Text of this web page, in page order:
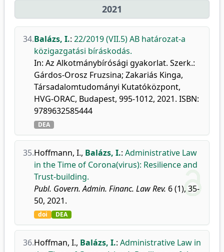
2021
34.Balázs, I.: 22/2019 (VII.5) AB határozat-a
közigazgatási bíráskodás.
In: Az Alkotmánybírósági gyakorlat. Szerk.:
Gárdos-Orosz Fruzsina; Zakariás Kinga,
Társadalomtudományi Kutatóközpont,
HVG-ORAC, Budapest, 995-1012, 2021. ISBN:
9789632585444
DEA
35.Hoffmann, I., Balázs, I.: Administrative Law
in the Time of Corona(virus): Resilience and
Trust-building.
Publ. Govern. Admin. Financ. Law Rev. 6 (1), 35-
50, 2021.
doi DEA
36.Hoffman, I., Balázs, I.: Administrative Law in